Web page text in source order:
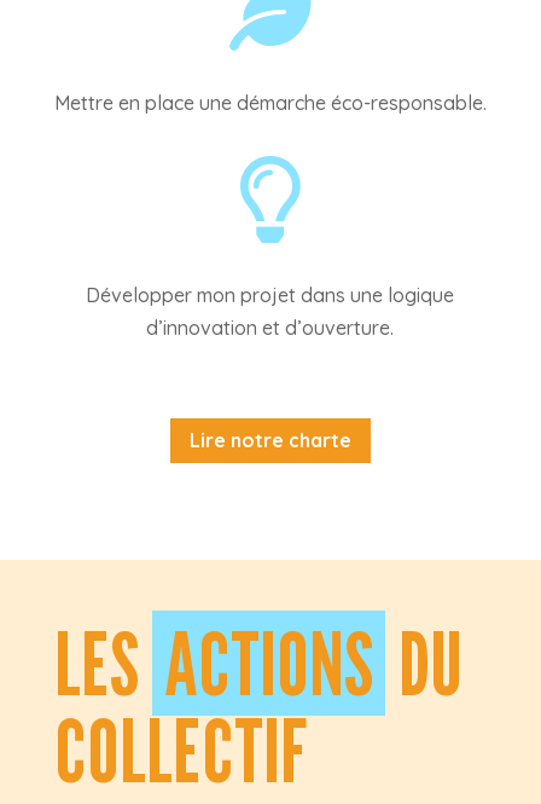
Mettre en place une démarche éco-responsable.

Développer mon projet dans une logique
d’innovation et d’ouverture.
Lire notre charte
LES ACTIONS DU
COLLECTIF